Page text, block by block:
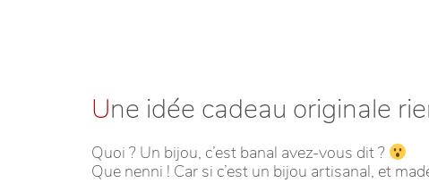
Une idée cadeau originale
Quoi ? Un bijou, c’est banal avez-vous dit ?
Que nenni ! Car si c’est un bijou artisanal, et